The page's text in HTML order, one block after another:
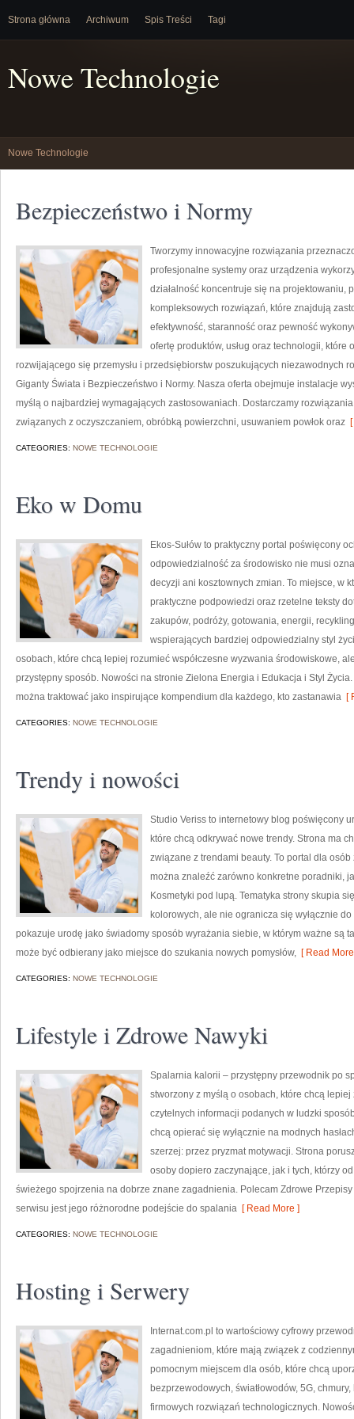
Strona główna Archiwum Spis Treści Tagi
Nowe Technologie
Nowe Technologie
Bezpieczeństwo i Normy
Tworzymy innowacyjne rozwiązania
profesjonalne systemy oraz urządzenia
działalność koncentruje się na projektowaniu,
kompleksowych rozwiązań, które znajdują
efektywność, staranność oraz pewność
ofertę produktów, usług oraz technologii,
rozwijającego się przemysłu i przedsiębiorstw poszukujących niezawodnych
Giganty Świata i Bezpieczeństwo i Normy. Nasza oferta obejmuje instalacje
myślą o najbardziej wymagających zastosowaniach. Dostarczamy
związanych z oczyszczaniem, obróbką powierzchni, usuwaniem powłok oraz
CATEGORIES: NOWE TECHNOLOGIE
Eko w Domu
Ekos-Sułów to praktyczny portal poświęcony
odpowiedzialność za środowisko nie musi
decyzji ani kosztownych zmian. To miejsce, w
praktyczne podpowiedzi oraz rzetelne teksty
zakupów, podróży, gotowania, energii,
wspierających bardziej odpowiedzialny styl
osobach, które chcą lepiej rozumieć współczesne wyzwania środowiskowe,
przystępny sposób. Nowości na stronie Zielona Energia i Edukacja i Styl
można traktować jako inspirujące kompendium dla każdego, kto zastanawia [
CATEGORIES: NOWE TECHNOLOGIE
Trendy i nowości
Studio Veriss to internetowy blog poświęcony
które chcą odkrywać nowe trendy. Strona ma
związane z trendami beauty. To portal dla
można znaleźć zarówno konkretne poradniki,
Kosmetyki pod lupą. Tematyka strony skupia
kolorowych, ale nie ogranicza się wyłącznie
pokazuje urodę jako świadomy sposób wyrażania siebie, w którym ważne są
może być odbierany jako miejsce do szukania nowych pomysłów, [ Read
CATEGORIES: NOWE TECHNOLOGIE
Lifestyle i Zdrowe Nawyki
Spalarnia kalorii – przystępny przewodnik po
stworzony z myślą o osobach, które chcą
czytelnych informacji podanych w ludzki
chcą opierać się wyłącznie na modnych
szerzej: przez pryzmat motywacji. Strona
osoby dopiero zaczynające, jak i tych, którzy
świeżego spojrzenia na dobrze znane zagadnienia. Polecam Zdrowe
serwisu jest jego różnorodne podejście do spalania [ Read More ]
CATEGORIES: NOWE TECHNOLOGIE
Hosting i Serwery
Internat.com.pl to wartościowy cyfrowy
zagadnieniom, które mają związek z
pomocnym miejscem dla osób, które chcą
bezprzewodowych, światłowodów, 5G,
firmowych rozwiązań technologicznych.